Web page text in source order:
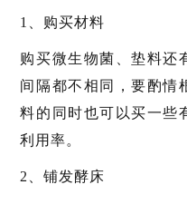
1、购买材料
购买微生物菌、垫料还
间隔都不相同，要酌情
料的同时也可以买一些
利用率。
2、铺发酵床